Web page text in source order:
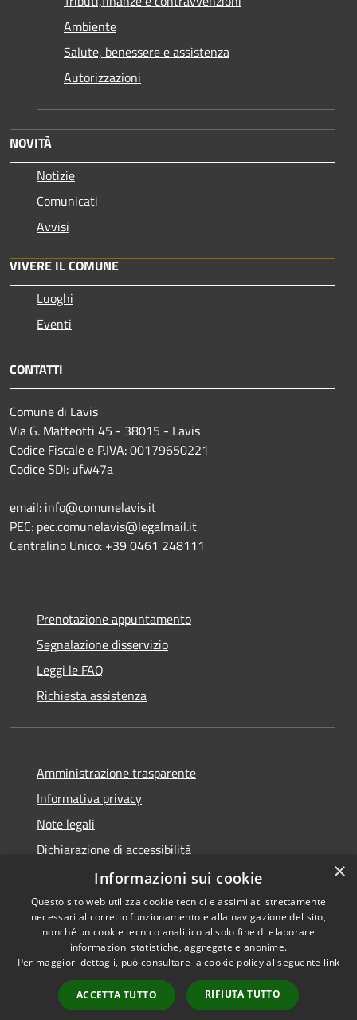
Ambiente
Salute, benessere e assistenza
Autorizzazioni
NOVITÀ
Notizie
Comunicati
Avvisi
VIVERE IL COMUNE
Luoghi
Eventi
CONTATTI
Comune di Lavis
Via G. Matteotti 45 - 38015 - Lavis
Codice Fiscale e P.IVA: 00179650221
Codice SDI: ufw47a
email: info@comunelavis.it
PEC: pec.comunelavis@legalmail.it
Centralino Unico: +39 0461 248111
Prenotazione appuntamento
Segnalazione disservizio
Leggi le FAQ
Richiesta assistenza
Amministrazione trasparente
Informativa privacy
Note legali
Dichiarazione di accessibilità
Informative Privacy
RSS
Accessibilità
Copyright © 2026 • Comune di
Municipium•
Accesso
redazione
×
Informazioni sui cookie
Questo sito web utilizza cookie tecnici e assimilati strettamente
necessari al corretto funzionamento e alla navigazione del sito,
nonché un cookie tecnico analitico al solo fine di elaborare
informazioni statistiche, aggregate e anonime.
Per maggiori dettagli, può consultare la cookie policy al seguente link
ACCETTA TUTTO RIFIUTA TUTTO